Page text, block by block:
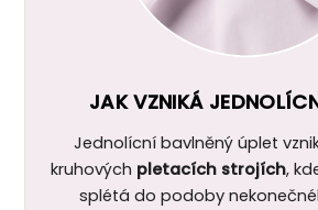
JAK VZNIKÁ
Jednolícní bavlněný úplet
kruhových pletacích strojích,
splétá do podoby